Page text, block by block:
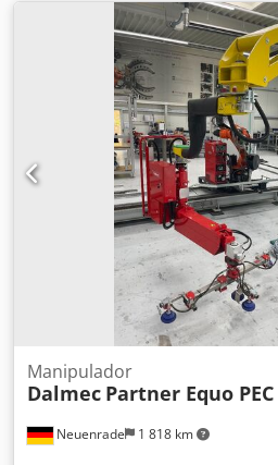
Neuenrade 1 818 km
Manipulador
Dalmec Partner Equo PEC